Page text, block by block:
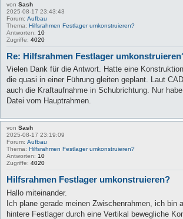
von Sash
2025-08-17 23:43:43
Forum: Aufbau
Thema: Hilfsrahmen Festlager umkonstruieren?
Antworten: 10
Zugriffe: 4020
Re: Hilfsrahmen Festlager
Vielen Dank für die Antwort. Hatte eine
die quasi in einer Führung gleiten geplant. Laut
auch die Kraftaufnahme in Schubrichtung. Nur
Datei vom Hauptrahmen.
von Sash
2025-08-17 23:19:09
Forum: Aufbau
Thema: Hilfsrahmen Festlager umkonstruieren?
Antworten: 10
Zugriffe: 4020
Hilfsrahmen Festlager umkonstruieren?
Hallo miteinander.
Ich plane gerade meinen Zwischenrahmen, ich bin
hintere Festlager durch eine Vertikal bewegliche